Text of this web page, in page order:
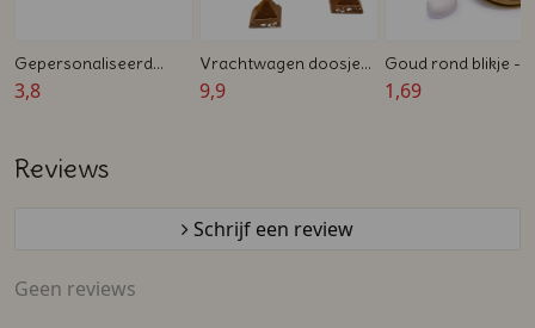
Gepersonaliseerd
bedankdoosje met
3,8
Vrachtwagen doosje
met Toblerone -
9,9
Goud rond blikje -
Gevuld met snoep -
1,69
Reviews
Schrijf een review
Geen reviews